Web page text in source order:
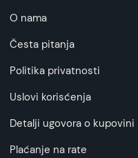
O nama
Česta pitanja
Politika privatnosti
Uslovi korisćenja
Detalji ugovora o kupovini
Plaćanje na rate